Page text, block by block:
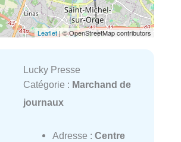
Leaflet| © OpenStreetMap contributors
Lucky Presse
Catégorie : Marchand de
journaux
Adresse : Centre